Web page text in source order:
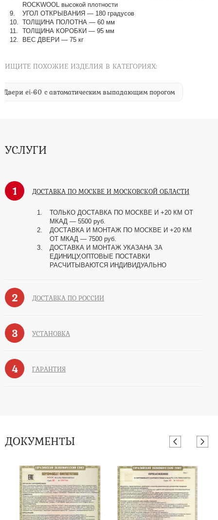
ROCKWOOL высокой плотности
УГОЛ ОТКРЫВАНИЯ — 180 градусов
ТОЛЩИНА ПОЛОТНА — 60 мм
ТОЛЩИНА КОРОБКИ — 95 мм
ВЕС ДВЕРИ — 75 кг
ИЩИТЕ ПОХОЖИЕ ИЗДЕЛИЯ В КАТЕГОРИЯХ:
Двери ei-60 с автоматическим выпадающим порогом
УСЛУГИ
1 ДОСТАВКА ПО МОСКВЕ И МОСКОВСКОЙ ОБЛАСТИ
ТОЛЬКО ДОСТАВКА ПО МОСКВЕ И +20 КМ ОТ
МКАД — 5500 руб.
ДОСТАВКА И МОНТАЖ ПО МОСКВЕ И +20 КМ
ОТ МКАД — 7500 руб.
ДОСТАВКА И МОНТАЖ УКАЗАНА ЗА
ЕДИНИЦУ,ОПТОВЫЕ ПОСТАВКИ
РАСЧИТЫВАЮТСЯ ИНДИВИДУАЛЬНО
2 ДОСТАВКА ПО РОССИИ
3 УСТАНОВКА
4 ГАРАНТИЯ
ДОКУМЕНТЫ